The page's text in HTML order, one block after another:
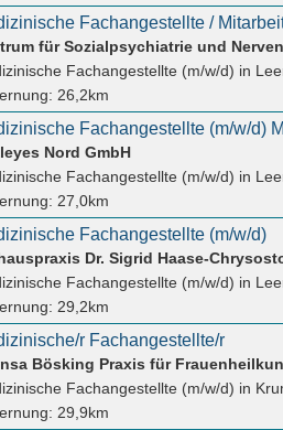
Fachangestellte (m/w/d) in Leer
26,2km
Nord GmbH
Fachangestellte (m/w/d) in Leer
27,0km
Fachangestellte (m/w/d)
Fachangestellte (m/w/d) in Leer
29,2km
r Fachangestellte/r
Bösking Praxis für
Fachangestellte (m/w/d) in
29,9km